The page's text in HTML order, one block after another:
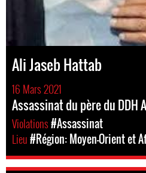
Ali Jaseb Hattab
16 Mars 2021
Assassinat du père du DDH
Violations#Assassinat
Lieu#Région: Moyen-Orient et